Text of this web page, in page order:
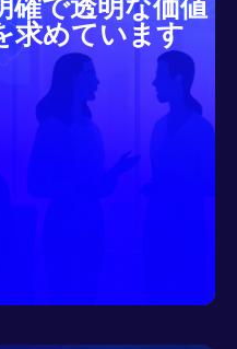
確で透明な価値
求めています